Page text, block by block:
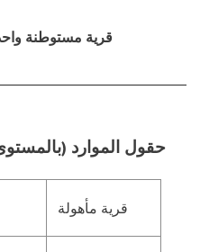
قرية مستوطنة
حقول الموارد (بالمستوى 5 بالفعل في جميع
قرية مأهولة